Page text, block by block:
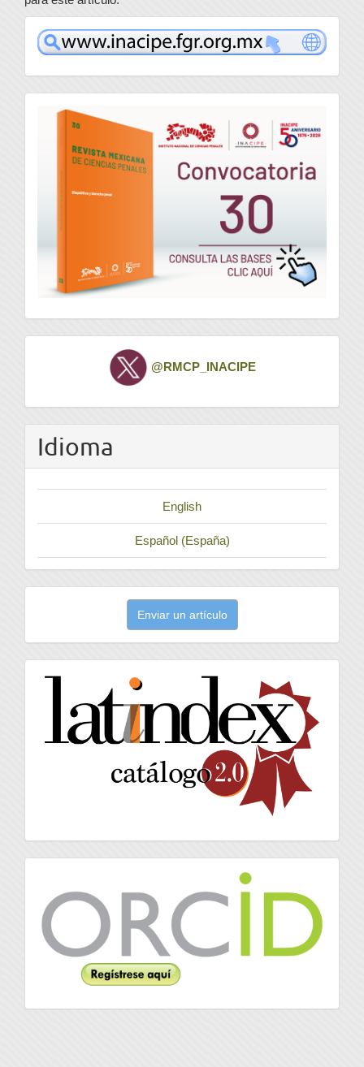
www
convocatoria
Twitter @RMCP_INACIPE
Idioma
English
Español (España)
artículo
Enviar un artículo
latindex